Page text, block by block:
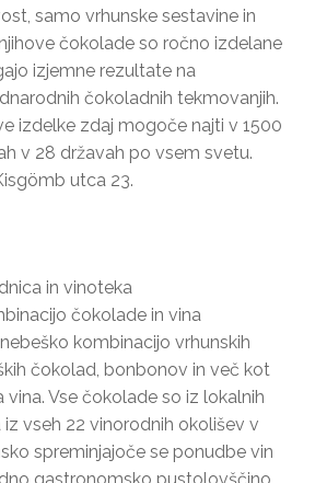
samo vrhunske sestavine in
čokolade so ročno izdelane
izjemne rezultate na
čokoladnih tekmovanjih.
izdelke zdaj mogoče najti v 1500
v 28 državah po vsem svetu.
utca 23.
in vinoteka
čokolade in vina
kombinacijo vrhunskih
čokolad, bonbonov in več kot
Vse čokolade so iz lokalnih
vseh 22 vinorodnih okolišev v
spreminjajoče se ponudbe vin